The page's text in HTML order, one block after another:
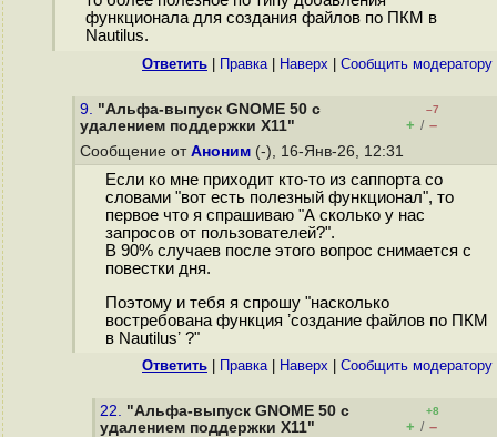
функционала для создания файлов по ПКМ в
Nautilus.
Ответить Правка| Наверх Cообщить модератору
9. "Альфа-выпуск GNOME 50 с
удалением поддержки X11"
–7
+ / –
Сообщение от Аноним (-), 16-Янв-26, 12:31
Если ко мне приходит кто-то из саппорта со
словами "вот есть полезный функционал", то
первое что я спрашиваю "А сколько у нас
запросов от пользователей?".
В 90% случаев после этого вопрос снимается с
повестки дня.
Поэтому и тебя я спрошу "насколько
востребована функция ʼсоздание файлов по ПКМ
в Nautilusʼ ?"
Ответить Правка| Наверх Cообщить модератору
22. "Альфа-выпуск GNOME 50 с
удалением поддержки X11"
+8
+ / –